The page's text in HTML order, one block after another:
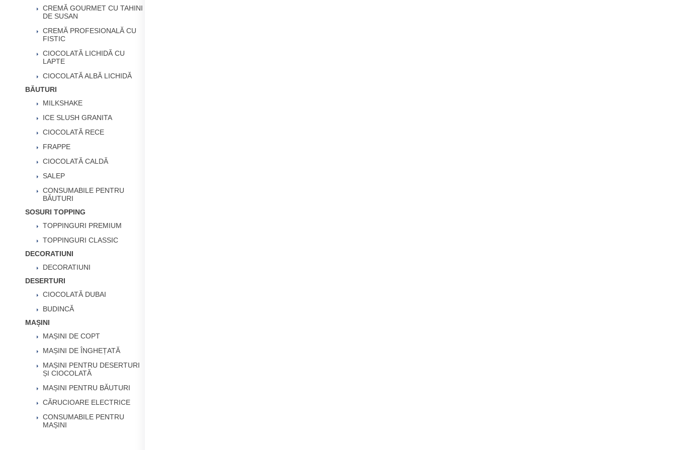
CREMĂ GOURMET CU TAHINI
DE SUSAN
CREMĂ PROFESIONALĂ CU
FISTIC
CIOCOLATĂ LICHIDĂ CU
LAPTE
CIOCOLATĂ ALBĂ LICHIDĂ
BĂUTURI
MILKSHAKE
ICE SLUSH GRANITA
CIOCOLATĂ RECE
FRAPPE
CIOCOLATĂ CALDĂ
SALEP
CONSUMABILE PENTRU
BĂUTURI
SOSURI TOPPING
TOPPINGURI PREMIUM
TOPPINGURI CLASSIC
DECORATIUNI
DECORATIUNI
DESERTURI
CIOCOLATĂ DUBAI
BUDINCĂ
MAȘINI
MAȘINI DE COPT
MAȘINI DE ÎNGHEȚATĂ
MAȘINI PENTRU DESERTURI
ȘI CIOCOLATĂ
MAȘINI PENTRU BĂUTURI
CĂRUCIOARE ELECTRICE
CONSUMABILE PENTRU
MAȘINI